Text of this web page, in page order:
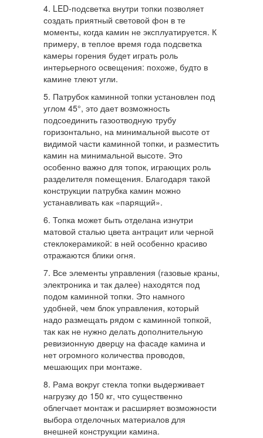
4. LED-подсветка внутри топки позволяет
создать приятный световой фон в те
моменты, когда камин не эксплуатируется. К
примеру, в теплое время года подсветка
камеры горения будет играть роль
интерьерного освещения: похоже, будто в
камине тлеют угли.
5. Патрубок каминной топки установлен под
углом 45°, это дает возможность
подсоединить газоотводную трубу
горизонтально, на минимальной высоте от
видимой части каминной топки, и разместить
камин на минимальной высоте. Это
особенно важно для топок, играющих роль
разделителя помещения. Благодаря такой
конструкции патрубка камин можно
устанавливать как «парящий».
6. Топка может быть отделана изнутри
матовой сталью цвета антрацит или черной
стеклокерамикой: в ней особенно красиво
отражаются блики огня.
7. Все элементы управления (газовые краны,
электроника и так далее) находятся под
подом каминной топки. Это намного
удобней, чем блок управления, который
надо размещать рядом с каминной топкой,
так как не нужно делать дополнительную
ревизионную дверцу на фасаде камина и
нет огромного количества проводов,
мешающих при монтаже.
8. Рама вокруг стекла топки выдерживает
нагрузку до 150 кг, что существенно
облегчает монтаж и расширяет возможности
выбора отделочных материалов для
внешней конструкции камина.